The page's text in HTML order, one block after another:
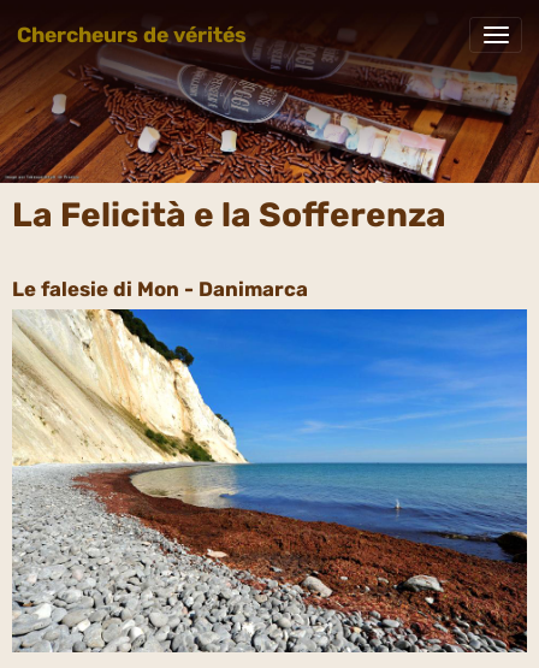
Chercheurs de vérités
La Felicità e la Sofferenza
Le falesie di Mon - Danimarca